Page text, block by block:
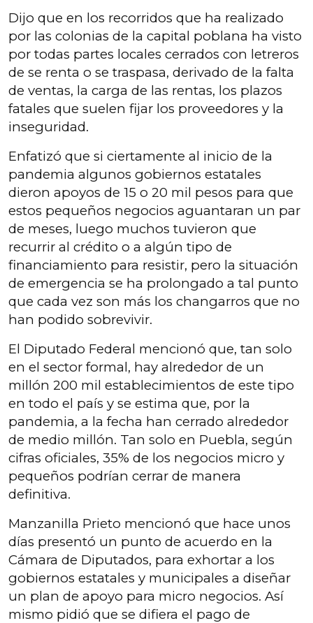
Dijo que en los recorridos que ha realizado
por las colonias de la capital poblana ha visto
por todas partes locales cerrados con letreros
de se renta o se traspasa, derivado de la falta
de ventas, la carga de las rentas, los plazos
fatales que suelen fijar los proveedores y la
inseguridad.
Enfatizó que si ciertamente al inicio de la
pandemia algunos gobiernos estatales
dieron apoyos de 15 o 20 mil pesos para que
estos pequeños negocios aguantaran un par
de meses, luego muchos tuvieron que
recurrir al crédito o a algún tipo de
financiamiento para resistir, pero la situación
de emergencia se ha prolongado a tal punto
que cada vez son más los changarros que no
han podido sobrevivir.
El Diputado Federal mencionó que, tan solo
en el sector formal, hay alrededor de un
millón 200 mil establecimientos de este tipo
en todo el país y se estima que, por la
pandemia, a la fecha han cerrado alrededor
de medio millón. Tan solo en Puebla, según
cifras oficiales, 35% de los negocios micro y
pequeños podrían cerrar de manera
definitiva.
Manzanilla Prieto mencionó que hace unos
días presentó un punto de acuerdo en la
Cámara de Diputados, para exhortar a los
gobiernos estatales y municipales a diseñar
un plan de apoyo para micro negocios. Así
mismo pidió que se difiera el pago de